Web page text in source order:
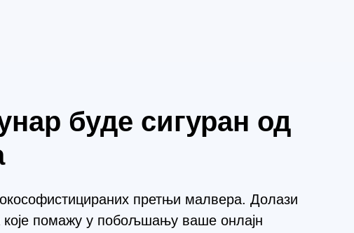
буде сигуран од
претњи малвера. Долази
које помажу у побољшању ваше онлајн